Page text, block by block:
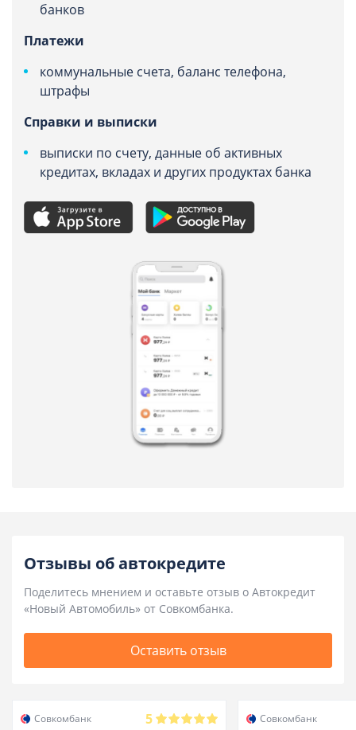
банков
Платежи
коммунальные счета, баланс телефона,
штрафы
Справки и выписки
выписки по счету, данные об активных
кредитах, вкладах и других продуктах банка
Отзывы об автокредите
Поделитесь мнением и оставьте отзыв о Автокредит
«Новый Автомобиль» от Совкомбанка.
Оставить отзыв
Совкомбанк 5 Совкомбанк